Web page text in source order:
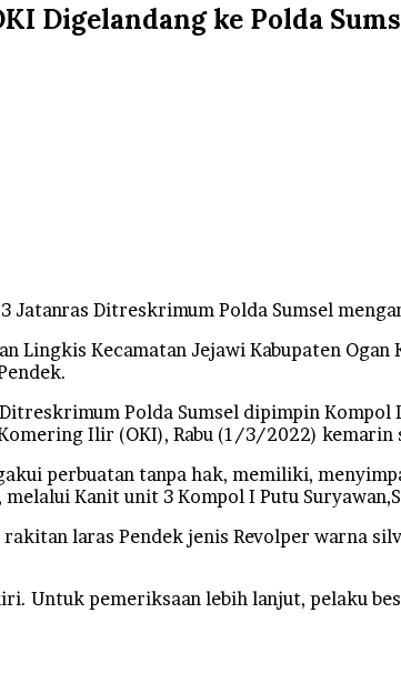
Digelandang ke Polda
Jatanras Ditreskrimum Polda Sumsel
Lingkis Kecamatan Jejawi Kabupaten
Polda Sumsel dipimpin Kompol
Ilir (OKI), Rabu (1/3/2022)
perbuatan tanpa hak, memiliki,
Kanit unit 3 Kompol I Putu
laras Pendek jenis Revolper warna
Untuk pemeriksaan lebih lanjut, pelaku